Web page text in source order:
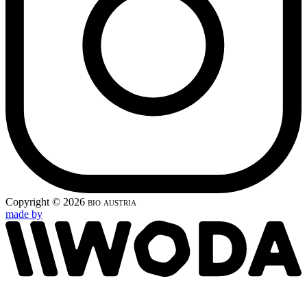
Copyright © 2026 bio austria
made by